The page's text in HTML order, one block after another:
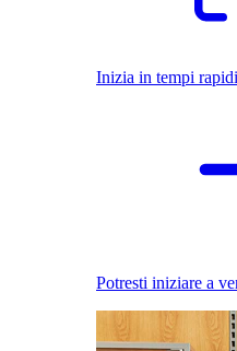
Inizia in tempi rapidi
Potresti iniziare a